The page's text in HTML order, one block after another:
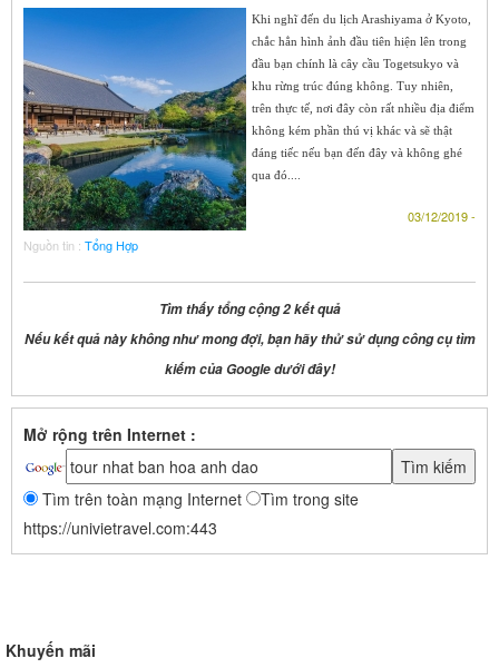
Khi nghĩ đến du lịch Arashiyama ở Kyoto,
chắc hẳn hình ảnh đầu tiên hiện lên trong
đầu bạn chính là cây cầu Togetsukyo và
khu rừng trúc đúng không. Tuy nhiên,
trên thực tế, nơi đây còn rất nhiều địa điểm
không kém phần thú vị khác và sẽ thật
đáng tiếc nếu bạn đến đây và không ghé
qua đó....
03/12/2019 -
Nguồn tin : Tổng Hợp
Tìm thấy tổng cộng 2 kết quả
Nếu kết quả này không như mong đợi, bạn hãy thử sử dụng công cụ tìm
kiếm của Google dưới đây!
Mở rộng trên Internet :
Tìm trên toàn mạng Internet
Tìm trong site
https://univietravel.com:443
Khuyến mãi